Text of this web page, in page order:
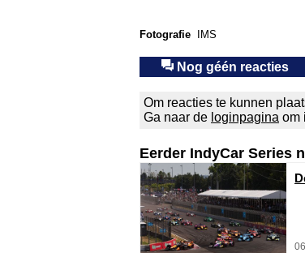
Fotografie IMS
Nog géén reacties
Om reacties te kunnen
Ga naar de loginpagina om
Eerder IndyCar Series